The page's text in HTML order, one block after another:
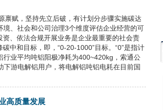
禀赋，坚持先立后破，有计划分步骤实施碳达
境、社会和公司治理3个维度评估企业经营的可
、依法合规开展业务是企业最重要的社会责
中和目标，即，“0-20-1000”目标。“0”是指计
行业平均吨铝阳极净耗为400~420kg，索通公
游电解铝用户，将电解铝吨铝电耗在目前国
高质量发展